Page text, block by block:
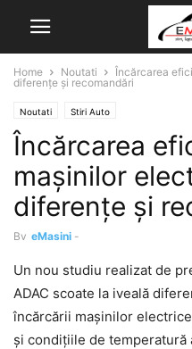
Home Noutati
Încărcarea
diferențe și recomandări
Noutati Stiri Auto
Încărcarea
mașinilor
diferențe și
By eMasini -
Un nou studiu realizat de
ADAC scoate la iveală
încărcării mașinilor
și condițiile de temperatură